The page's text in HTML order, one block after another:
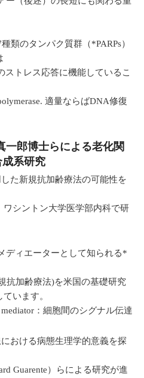
類のタンパク質群（*PARPs）
トレス応答に機能しているこ
適量ならばDNA修復
一郎博士らによる老化関
系研究
た新規抗加齢療法の可能性を
シントン大学医学部内科で研
ディエーターとして知られる*
抗加齢療法)を米国の基礎研究
います。
：細胞間のシグナル伝達
おける病態生理学的意義を探
Guarente）らによる研究が進